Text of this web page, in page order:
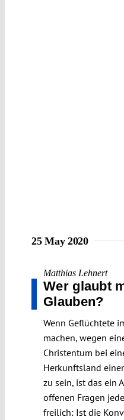
25 May 2020
Matthias Lehnert
Wer glaubt
Glauben?
Wenn Geflüchtete
machen, wegen
Christentum bei
Herkunftsland
zu sein, ist das ein
offenen Fragen
freilich: Ist die